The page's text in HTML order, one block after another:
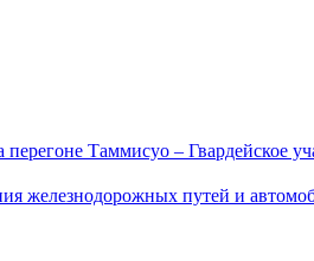
Таммисуо – Гвардейское
железнодорожных путей и